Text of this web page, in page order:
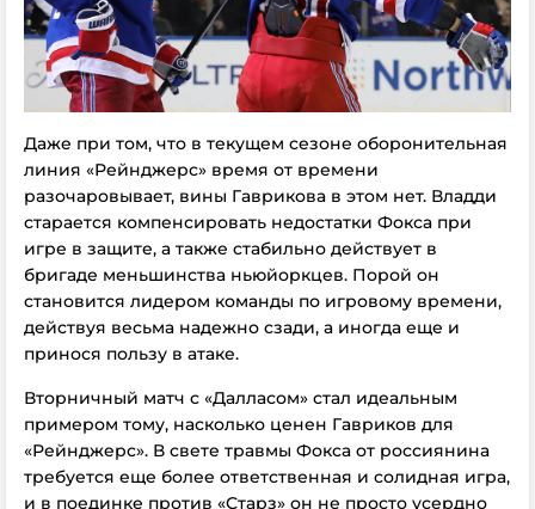
Даже при том, что в текущем сезоне оборонительная
линия «Рейнджерс» время от времени
разочаровывает, вины Гаврикова в этом нет. Владди
старается компенсировать недостатки Фокса при
игре в защите, а также стабильно действует в
бригаде меньшинства ньюйоркцев. Порой он
становится лидером команды по игровому времени,
действуя весьма надежно сзади, а иногда еще и
принося пользу в атаке.
Вторничный матч с «Далласом» стал идеальным
примером тому, насколько ценен Гавриков для
«Рейнджерс». В свете травмы Фокса от россиянина
требуется еще более ответственная и солидная игра,
и в поединке против «Старз» он не просто усердно